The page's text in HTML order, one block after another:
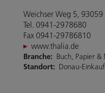
Weichser Weg 5, 93059
Tel. 0941-2978680
Fax 0941-29786810
www.thalia.de
Branche: Buch, Papier &
Standort: Donau-